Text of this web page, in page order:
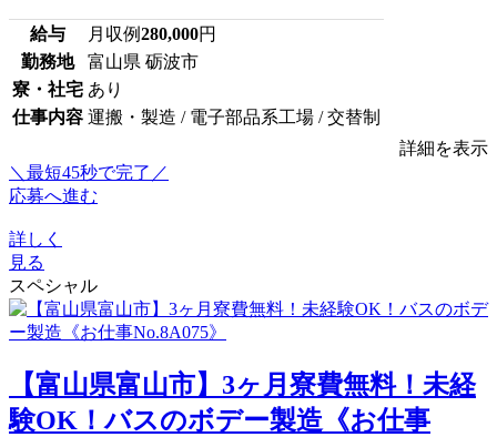
給与 月収例280,000円
勤務地
富山県 砺波市
寮・社宅 あり
仕事内容 運搬・製造 / 電子部品系工場 / 交替制
詳細を表示
＼最短45秒で完了／
応募へ進む
詳しく
見る
スペシャル
【富山県富山市】3ヶ月寮費無料！未経
験OK！バスのボデー製造《お仕事